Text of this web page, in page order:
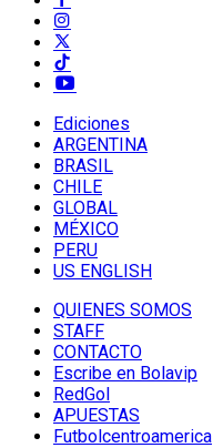
Ediciones
ARGENTINA
BRASIL
CHILE
GLOBAL
MÉXICO
PERU
US ENGLISH
QUIENES SOMOS
STAFF
CONTACTO
Escribe en Bolavip
RedGol
APUESTAS
Futbolcentroamerica